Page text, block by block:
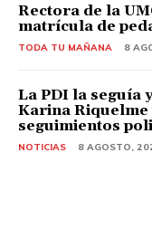
Rectora de la
matrícula de
TODA TU MAÑANA 8
La PDI la seguía
Karina
seguimientos
NOTICIAS 8 AGOSTO,